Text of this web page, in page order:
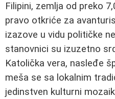
Filipini, zemlja od preko
pravo otkriće za
izazove u vidu političke
stanovnici su izuzetno
Katolička vera, nasleđe
meša se sa lokalnim
jedinstven kulturni